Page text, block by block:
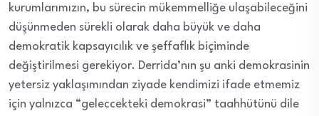
kurumlarımızın, bu sürecin mükemmelliğe ulaşabileceğini
düşünmeden sürekli olarak daha büyük ve daha
demokratik kapsayıcılık ve şeffaflık biçiminde
değiştirilmesi gerekiyor. Derrida’nın şu anki demokrasinin
yetersiz yaklaşımından ziyade kendimizi ifade etmemiz
için yalnızca “geleccekteki demokrasi” taahhütünü dile